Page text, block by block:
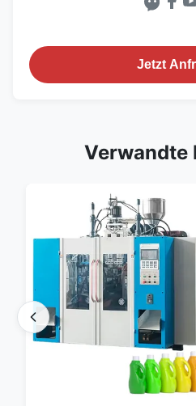
Jetzt
Verwandte